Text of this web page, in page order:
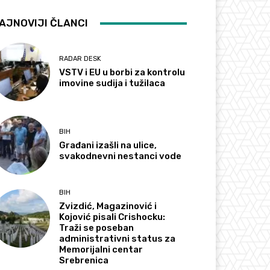
ČLANCI
RADAR DESK
VSTV i EU u borbi za kontrolu
imovine sudija i tužilaca
BIH
Građani izašli na ulice,
svakodnevni nestanci vode
BIH
Zvizdić, Magazinović i
Kojović pisali Crishocku:
Traži se poseban
administrativni status za
Memorijalni centar
Srebrenica